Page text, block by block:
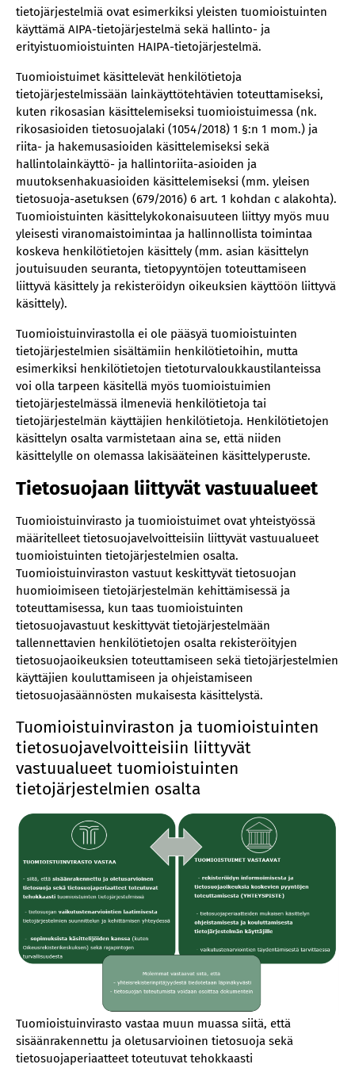
tietojärjestelmiä ovat esimerkiksi yleisten tuomioistuinten
käyttämä AIPA-tietojärjestelmä sekä hallinto- ja
erityistuomioistuinten HAIPA-tietojärjestelmä.
Tuomioistuimet käsittelevät henkilötietoja
tietojärjestelmissään lainkäyttötehtävien toteuttamiseksi,
kuten rikosasian käsittelemiseksi tuomioistuimessa (nk.
rikosasioiden tietosuojalaki (1054/2018) 1 §:n 1 mom.) ja
riita- ja hakemusasioiden käsittelemiseksi sekä
hallintolainkäyttö- ja hallintoriita-asioiden ja
muutoksenhakuasioiden käsittelemiseksi (mm. yleisen
tietosuoja-asetuksen (679/2016) 6 art. 1 kohdan c alakohta).
Tuomioistuinten käsittelykokonaisuuteen liittyy myös muu
yleisesti viranomaistoimintaa ja hallinnollista toimintaa
koskeva henkilötietojen käsittely (mm. asian käsittelyn
joutuisuuden seuranta, tietopyyntöjen toteuttamiseen
liittyvä käsittely ja rekisteröidyn oikeuksien käyttöön liittyvä
käsittely).
Tuomioistuinvirastolla ei ole pääsyä tuomioistuinten
tietojärjestelmien sisältämiin henkilötietoihin, mutta
esimerkiksi henkilötietojen tietoturvaloukkaustilanteissa
voi olla tarpeen käsitellä myös tuomioistuimien
tietojärjestelmässä ilmeneviä henkilötietoja tai
tietojärjestelmän käyttäjien henkilötietoja. Henkilötietojen
käsittelyn osalta varmistetaan aina se, että niiden
käsittelylle on olemassa lakisääteinen käsittelyperuste.
Tietosuojaan liittyvät vastuualueet
Tuomioistuinvirasto ja tuomioistuimet ovat yhteistyössä
määritelleet tietosuojavelvoitteisiin liittyvät vastuualueet
tuomioistuinten tietojärjestelmien osalta.
Tuomioistuinviraston vastuut keskittyvät tietosuojan
huomioimiseen tietojärjestelmän kehittämisessä ja
toteuttamisessa, kun taas tuomioistuinten
tietosuojavastuut keskittyvät tietojärjestelmään
tallennettavien henkilötietojen osalta rekisteröityjen
tietosuojaoikeuksien toteuttamiseen sekä tietojärjestelmien
käyttäjien kouluttamiseen ja ohjeistamiseen
tietosuojasäännösten mukaisesta käsittelystä.
Tuomioistuinviraston ja tuomioistuinten
tietosuojavelvoitteisiin liittyvät
vastuualueet tuomioistuinten
tietojärjestelmien osalta
Tuomioistuinvirasto vastaa muun muassa siitä, että
sisäänrakennettu ja oletusarvioinen tietosuoja sekä
tietosuojaperiaatteet toteutuvat tehokkaasti